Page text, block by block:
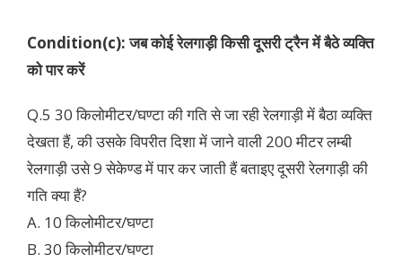
Condition(c): जब कोई रेलगाड़ी किसी दूसरी ट्रैन में बैठे व्यक्ति
को पार करें
Q.5 30 किलोमीटर/घण्टा की गति से जा रही रेलगाड़ी में बैठा व्यक्ति
देखता हैं, की उसके विपरीत दिशा में जाने वाली 200 मीटर लम्बी
रेलगाड़ी उसे 9 सेकेण्ड में पार कर जाती हैं बताइए दूसरी रेलगाड़ी की
गति क्या हैं?
A. 10 किलोमीटर/घण्टा
B. 30 किलोमीटर/घण्टा